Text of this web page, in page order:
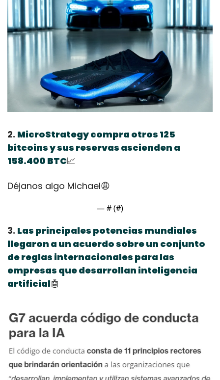
2. MicroStrategy compra otros 125
bitcoins y sus reservas ascienden a
158.400 BTC📈
Déjanos algo Michael😩
— # (#)
3. Las principales potencias mundiales
llegaron a un acuerdo sobre un conjunto
de reglas internacionales para las
empresas que desarrollan inteligencia
artificial🤖